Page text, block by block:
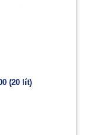
(20 lít)